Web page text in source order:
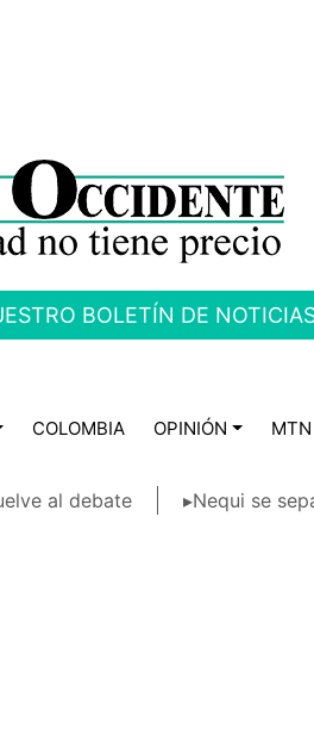
BOLETÍN DE
COLOMBIA OPINIÓN MTN
al debate
▸Nequi se